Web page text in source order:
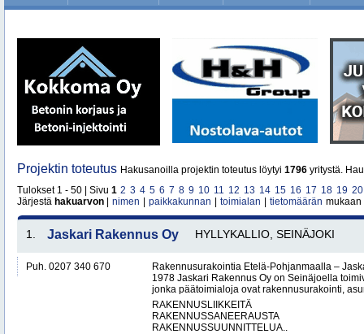
Projektin toteutus Hakusanoilla projektin toteutus löytyi 1796 yritystä.
Tulokset 1 - 50 | Sivu 1 2 3 4 5 6 7 8 9 10 11 12 13 14 15 16 17 18 19 20
Järjestä hakuarvon nimen paikkakunnan toimialan tietomäärän mukaan
1. Jaskari Rakennus Oy HYLLYKALLIO, SEINÄJOKI
Puh. 0207 340 670
Rakennusurakointia Etelä-Pohjanmaalla –
1978 Jaskari Rakennus Oy on Seinäjoella
jonka päätoimialoja ovat rakennusurakointi,
RAKENNUSLIIKKEITÄ
RAKENNUSSANEERAUSTA
RAKENNUSSUUNNITTELUA..